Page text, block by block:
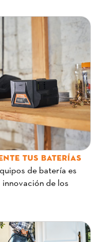
TUS BATERÍAS
de batería es
de los